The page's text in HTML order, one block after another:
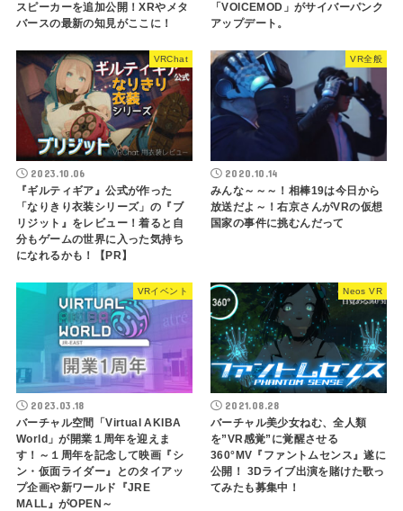
スピーカーを追加公開！XRやメタ
バースの最新の知見がここに！
「VOICEMOD」がサイバーパンク
アップデート。
VRChat
2023.10.06
『ギルティギア』公式が作った
「なりきり衣装シリーズ」の『ブ
リジット』をレビュー！着ると自
分もゲームの世界に入った気持ち
になれるかも！【PR】
VR全般
2020.10.14
みんな～～～！相棒19は今日から
放送だよ～！右京さんがVRの仮想
国家の事件に挑むんだって
VRイベント
2023.03.18
バーチャル空間「Virtual AKIBA
World」が開業１周年を迎えま
す！～１周年を記念して映画『シ
ン・仮面ライダー』とのタイアッ
プ企画や新ワールド『JRE
MALL』がOPEN～
Neos VR
2021.08.28
​バーチャル美少女ねむ、全人類
を”VR感覚”に覚醒させる
360°MV『ファントムセンス』遂に
公開！ 3Dライブ出演を賭けた歌っ
てみたも募集中！